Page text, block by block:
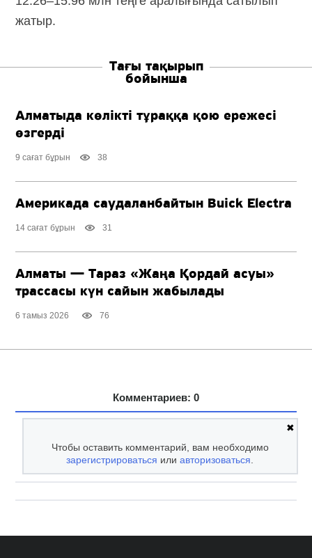
жатыр.
Тағы тақырып
бойынша
Алматыда көлікті тұраққа қою ережесі
өзгерді
9 сағат бұрын 38
Америкада саудаланбайтын Buick Electra
14 сағат бұрын 31
Алматы — Тараз «Жаңа Қордай асуы»
трассасы күн сайын жабылады
6 тамыз 2026 76
Комментариев: 0
✖
Чтобы оставить комментарий, вам необходимо
зарегистрироваться илиавторизоваться.